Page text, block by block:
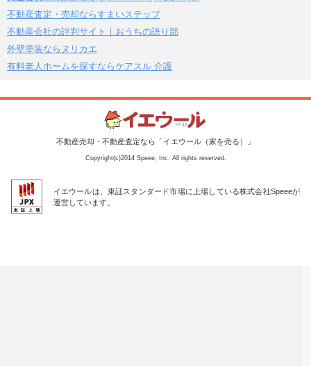
不動産査定・売却ならすまいステップ
不動産会社の評判サイト｜おうちの語り部
外壁塗装ならヌリカエ
有料老人ホームを探すならケアスル 介護
不動産売却・不動産査定なら「イエウール（家を売る）」
Copyright(c)2014 Speee, Inc. All rights reserved.
イエウールは、東証スタンダード市場に上場している株式会社Speeeが
運営しています。